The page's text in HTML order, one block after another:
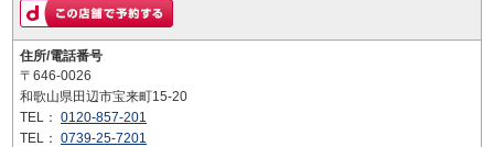
住所/電話番号
〒646-0026
和歌山県田辺市宝来町15-20
TEL： 0120-857-201
TEL： 0739-25-7201